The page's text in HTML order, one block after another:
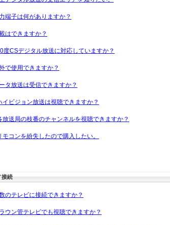
端子は何がありますか？
はできますか？
度CSデジタル放送に対応していますか？
で使用できますか？
タ放送は受信できますか？
イビジョン放送は視聴できますか？
放送局の枝番のチャンネルを視聴できますか？
モコンを紛失したので購入したい。
接続
のテレビに接続できますか？
ウン管テレビでも視聴できますか？